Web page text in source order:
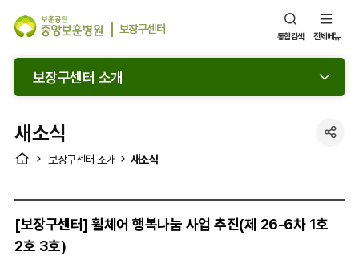
보장구센터 통합검색 전체메뉴
보장구센터 소개
새소식
HOME 보장구센터 소개 새소식
SNS
열
[보장구센터] 휠체어 행복나눔 사업 추진(제 26-6차 1호
2호 3호)